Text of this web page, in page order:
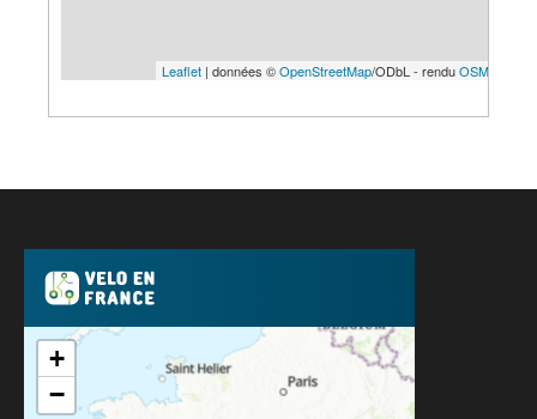
Leaflet | données ©OpenStreetMap/ODbL - renduOSM France